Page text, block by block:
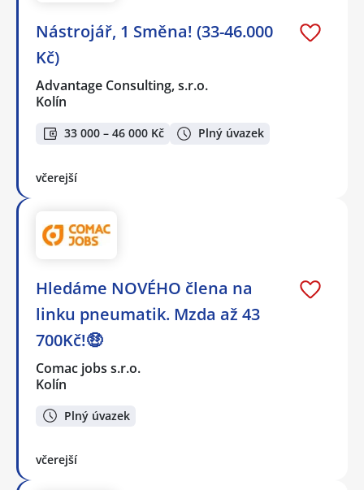
Nástrojář, 1 Směna! (33-46.000
Kč)
Advantage Consulting, s.r.o.
Kolín
33 000 – 46 000 Kč Plný úvazek
včerejší
Hledáme NOVÉHO člena na
linku pneumatik. Mzda až 43
700Kč!🤑
Comac jobs s.r.o.
Kolín
Plný úvazek
včerejší